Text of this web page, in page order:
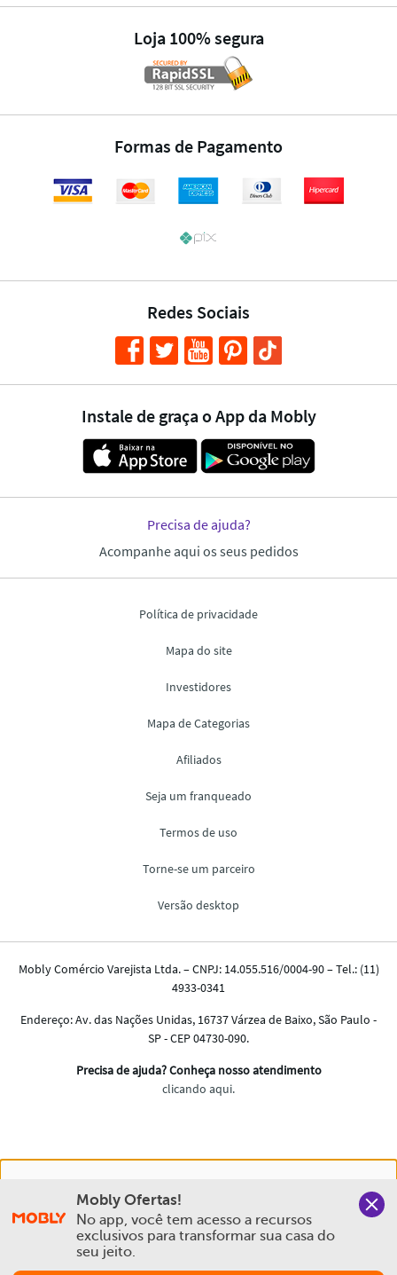
experiência na Mobly. Quando você navega no nosso site,
aceita esta condição
Política de Privacidade e Cookies
Mobly Ofertas!
No app, você tem acesso a recursos
exclusivos para transformar sua casa do
seu jeito.